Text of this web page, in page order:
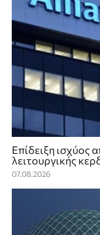
Επίδειξη ισχύος
λειτουργικής
07.08.2026